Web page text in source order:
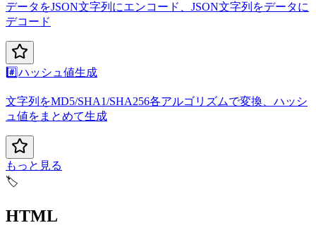
データをJSON文字列にエンコード、JSON文字列をデータに
デコード
#️⃣ハッシュ値生成
文字列をMD5/SHA1/SHA256各アルゴリズムで変換、ハッシ
ュ値をまとめて生成
もっと見る
🏷️
HTML